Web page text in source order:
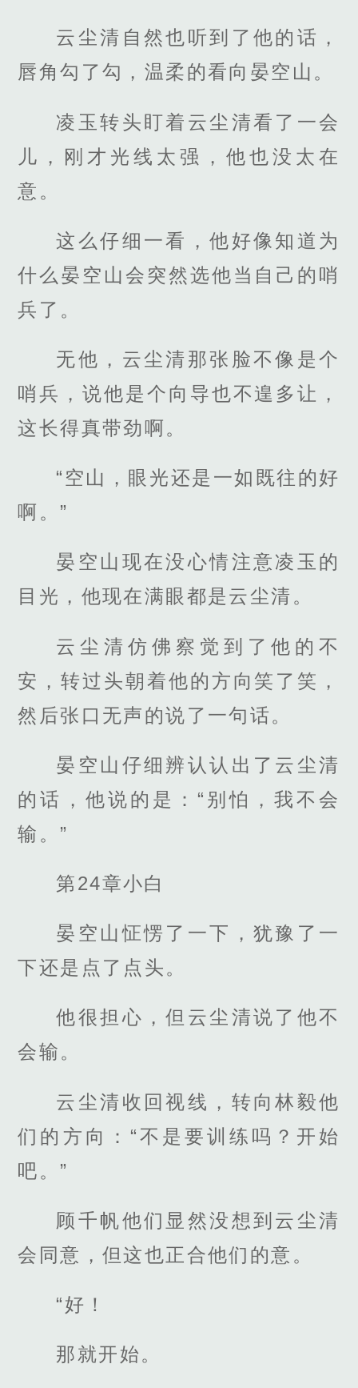
云尘清自然也听到了他的话，
唇角勾了勾，温柔的看向晏空山。
凌玉转头盯着云尘清看了一会
儿，刚才光线太强，他也没太在
意。
这么仔细一看，他好像知道为
什么晏空山会突然选他当自己的哨
兵了。
无他，云尘清那张脸不像是个
哨兵，说他是个向导也不遑多让，
这长得真带劲啊。
“空山，眼光还是一如既往的好
啊。”
晏空山现在没心情注意凌玉的
目光，他现在满眼都是云尘清。
云尘清仿佛察觉到了他的不
安，转过头朝着他的方向笑了笑，
然后张口无声的说了一句话。
晏空山仔细辨认认出了云尘清
的话，他说的是：“别怕，我不会
输。”
第24章小白
晏空山怔愣了一下，犹豫了一
下还是点了点头。
他很担心，但云尘清说了他不
会输。
云尘清收回视线，转向林毅他
们的方向：“不是要训练吗？开始
吧。”
顾千帆他们显然没想到云尘清
会同意，但这也正合他们的意。
“好！
那就开始。